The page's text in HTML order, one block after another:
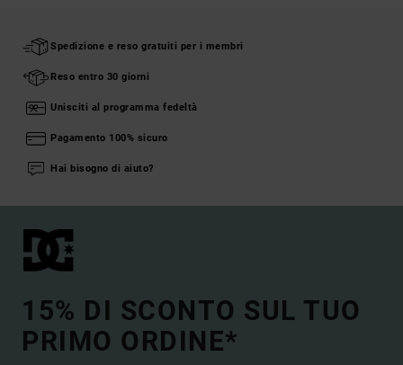
Spedizione e reso gratuiti per i membri
Reso entro 30 giorni
Unisciti al programma fedeltà
Pagamento 100% sicuro
Hai bisogno di aiuto?
15% DI SCONTO SUL TUO
PRIMO ORDINE*